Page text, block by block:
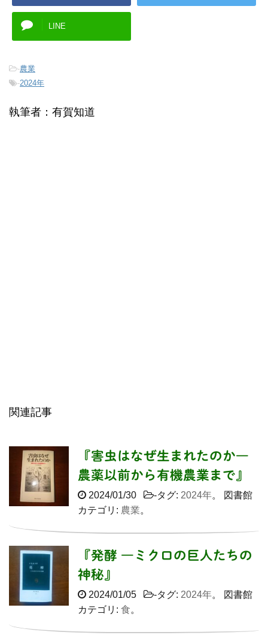
LINE
-農業
-2024年
執筆者：有賀知道
関連記事
『害虫はなぜ生まれたのか―
農薬以前から有機農業まで』
2024/01/30 -タグ: 2024年 。 図書館
カテゴリ: 農業
『発酵 ―ミクロの巨人たちの
神秘』
2024/01/05 -タグ: 2024年 。 図書館
カテゴリ: 食